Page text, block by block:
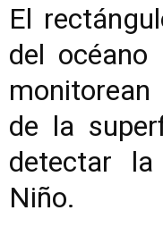
El
del océano
de la
detectar
Niño.